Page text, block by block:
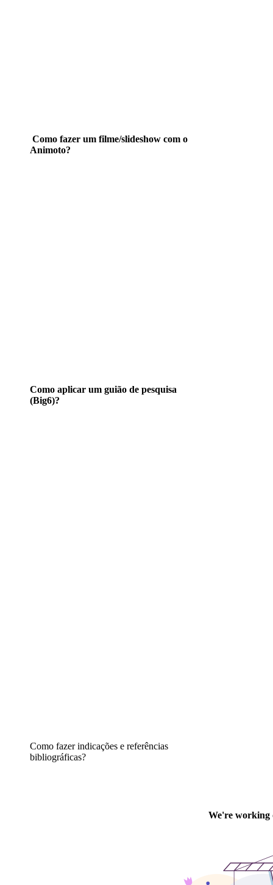
Como fazer um filme/slideshow com o
Animoto?
Como aplicar um guião de pesquisa
(Big6)?
Como fazer indicações e referências
bibliográficas?